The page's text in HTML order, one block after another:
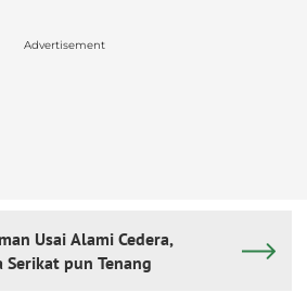
Advertisement
Usai Alami Cedera,
pun Tenang